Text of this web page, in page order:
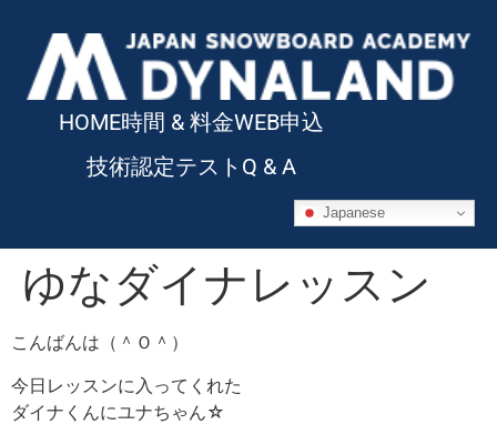
HOME時間 & 料金WEB申込
技術認定テスト Q & A
Japanese
ゆなダイナレッスン
こんばんは（＾Ｏ＾）
今日レッスンに入ってくれた
ダイナくんにユナちゃん☆